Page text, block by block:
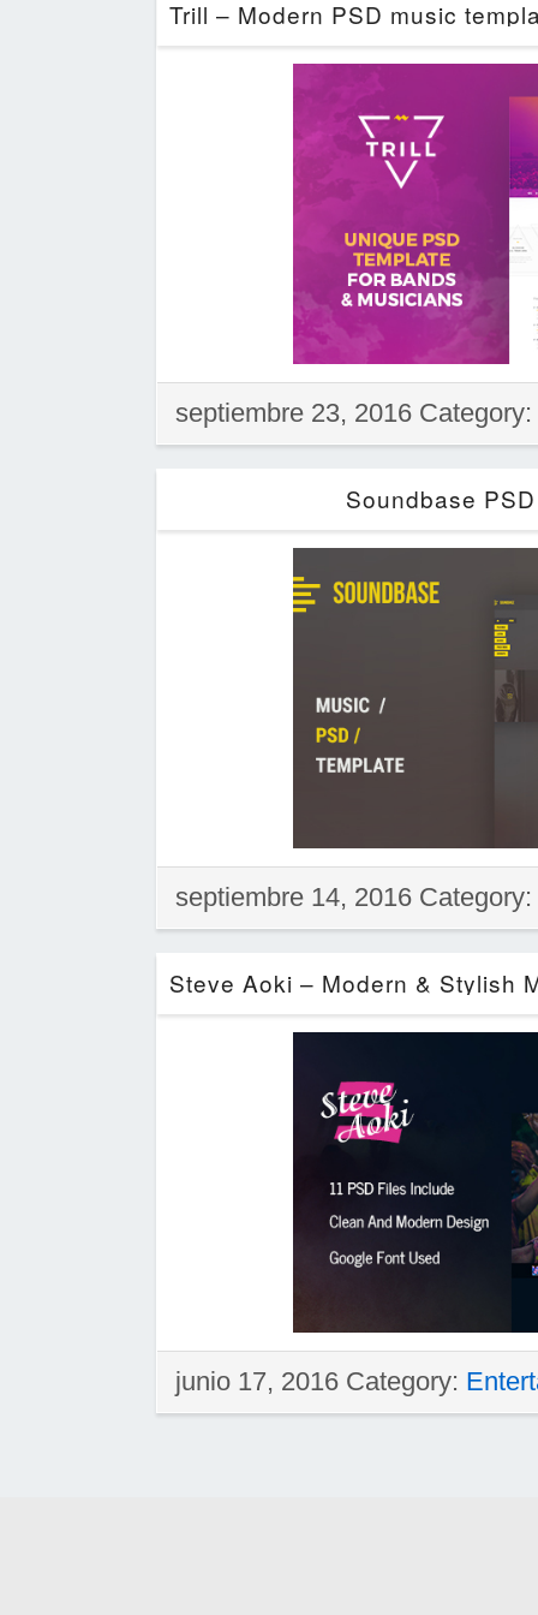
septiembre 23, 2016 Category:
Soundbase
septiembre 14, 2016 Category:
junio 17, 2016 Category: